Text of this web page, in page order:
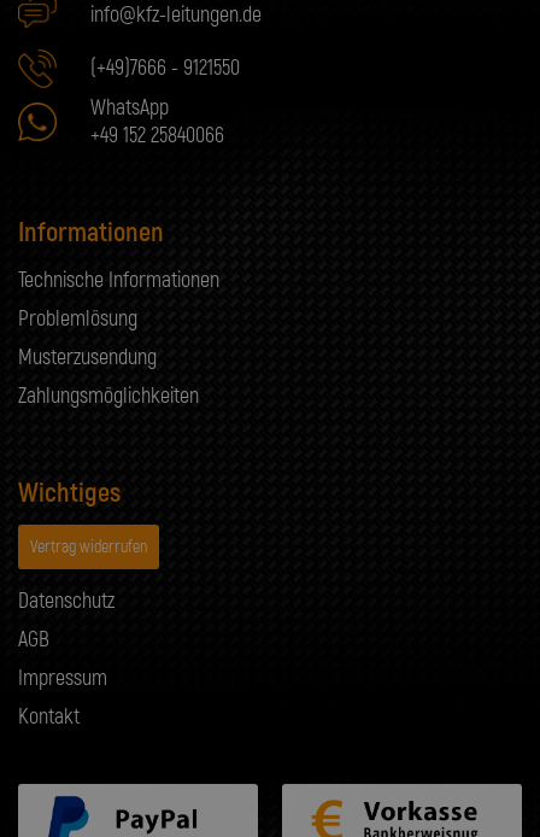
info@kfz-leitungen.de
(+49)7666 - 9121550
WhatsApp
+49 152 25840066
Informationen
Technische Informationen
Problemlösung
Musterzusendung
Zahlungsmöglichkeiten
Wichtiges
Vertrag widerrufen
Datenschutz
AGB
Impressum
Kontakt